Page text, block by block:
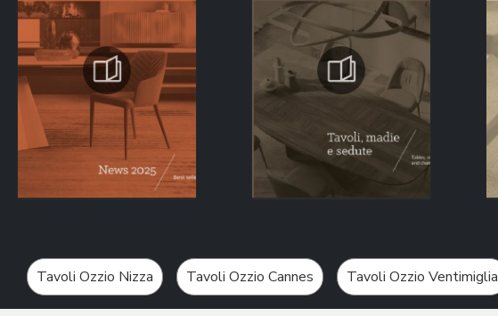
Tavoli Ozzio Nizza Tavoli Ozzio Cannes Tavoli Ozzio Ventimiglia